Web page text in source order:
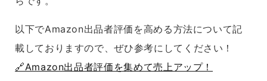
以下でAmazon出品者評価を高める方法について記
載しておりますので、ぜひ参考にしてください！
🔗Amazon出品者評価を集めて売上アップ！